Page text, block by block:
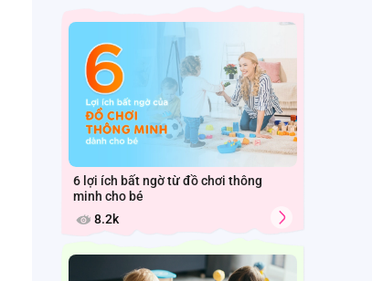
6 lợi ích bất ngờ từ đồ chơi thông
minh cho bé
8.2k